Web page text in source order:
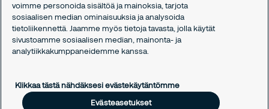
Oikeudelliset asiat
Tietosuojakäytäntömme
Evästekäytäntömme
Evästeasetukset
voimme personoida sisältöä ja mainoksia, tarjota
sosiaalisen median ominaisuuksia ja analysoida
tietoliikennettä. Jaamme myös tietoja tavasta, jolla käytät
sivustoamme sosiaalisen median, mainonta- ja
analytiikkakumppaneidemme kanssa.
Klikkaa tästä nähdäksesi evästekäytäntömme
Evästeasetukset